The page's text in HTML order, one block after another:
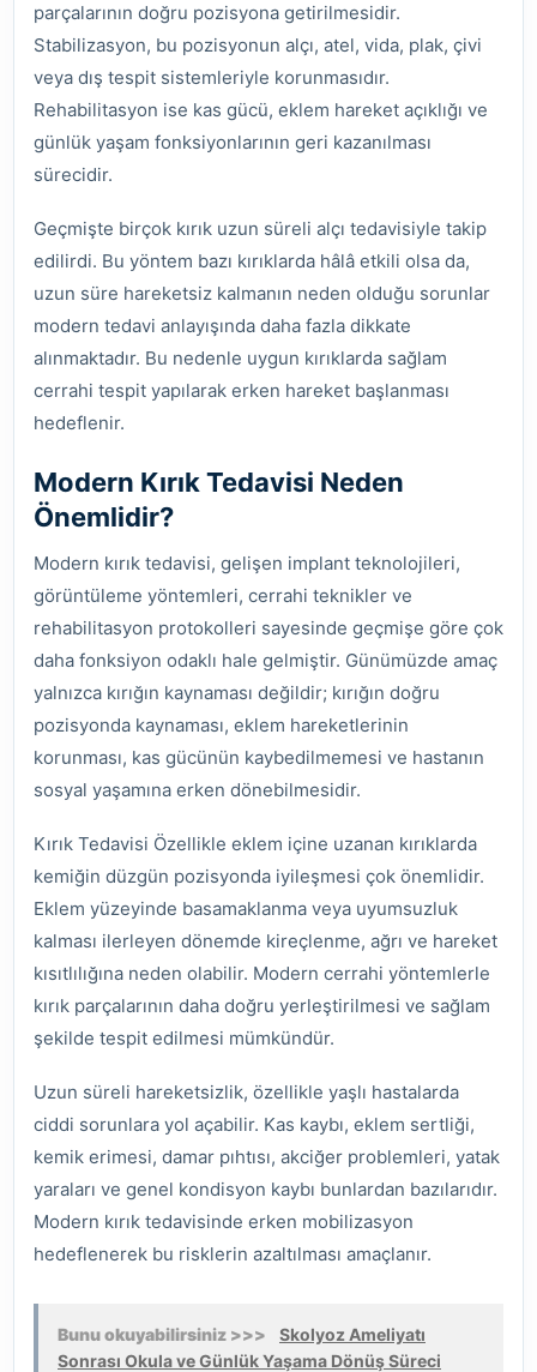
parçalarının doğru pozisyona getirilmesidir.
Stabilizasyon, bu pozisyonun alçı, atel, vida, plak, çivi
veya dış tespit sistemleriyle korunmasıdır.
Rehabilitasyon ise kas gücü, eklem hareket açıklığı ve
günlük yaşam fonksiyonlarının geri kazanılması
sürecidir.
Geçmişte birçok kırık uzun süreli alçı tedavisiyle takip
edilirdi. Bu yöntem bazı kırıklarda hâlâ etkili olsa da,
uzun süre hareketsiz kalmanın neden olduğu sorunlar
modern tedavi anlayışında daha fazla dikkate
alınmaktadır. Bu nedenle uygun kırıklarda sağlam
cerrahi tespit yapılarak erken hareket başlanması
hedeflenir.
Modern Kırık Tedavisi Neden
Önemlidir?
Modern kırık tedavisi, gelişen implant teknolojileri,
görüntüleme yöntemleri, cerrahi teknikler ve
rehabilitasyon protokolleri sayesinde geçmişe göre çok
daha fonksiyon odaklı hale gelmiştir. Günümüzde amaç
yalnızca kırığın kaynaması değildir; kırığın doğru
pozisyonda kaynaması, eklem hareketlerinin
korunması, kas gücünün kaybedilmemesi ve hastanın
sosyal yaşamına erken dönebilmesidir.
Kırık Tedavisi Özellikle eklem içine uzanan kırıklarda
kemiğin düzgün pozisyonda iyileşmesi çok önemlidir.
Eklem yüzeyinde basamaklanma veya uyumsuzluk
kalması ilerleyen dönemde kireçlenme, ağrı ve hareket
kısıtlılığına neden olabilir. Modern cerrahi yöntemlerle
kırık parçalarının daha doğru yerleştirilmesi ve sağlam
şekilde tespit edilmesi mümkündür.
Uzun süreli hareketsizlik, özellikle yaşlı hastalarda
ciddi sorunlara yol açabilir. Kas kaybı, eklem sertliği,
kemik erimesi, damar pıhtısı, akciğer problemleri, yatak
yaraları ve genel kondisyon kaybı bunlardan bazılarıdır.
Modern kırık tedavisinde erken mobilizasyon
hedeflenerek bu risklerin azaltılması amaçlanır.
Bunu okuyabilirsiniz >>>
Skolyoz Ameliyatı
Sonrası Okula ve Günlük Yaşama Dönüş Süreci